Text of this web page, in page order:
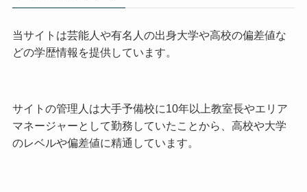
当サイトは芸能人や有名人の出身大学や高校の偏差値な
どの学歴情報を提供しています。
サイトの管理人は大手予備校に10年以上教室長やエリア
マネージャーとして勤務していたことから、高校や大学
のレベルや偏差値に精通しています。